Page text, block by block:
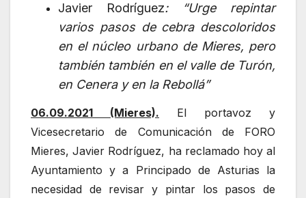
Javier Rodríguez: “Urge repintar
varios pasos de cebra descoloridos
en el núcleo urbano de Mieres, pero
también también en el valle de Turón,
en Cenera y en la Rebollá”
06.09.2021 (Mieres). El portavoz y
Vicesecretario de Comunicación de FORO
Mieres, Javier Rodríguez, ha reclamado hoy al
Ayuntamiento y a Principado de Asturias la
necesidad de revisar y pintar los pasos de